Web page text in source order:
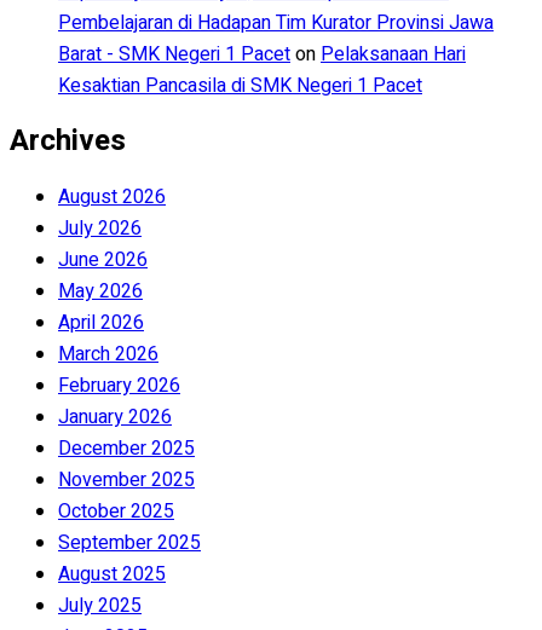
Pembelajaran di Hadapan Tim Kurator Provinsi Jawa
Barat - SMK Negeri 1 PacetonPelaksanaan Hari
Kesaktian Pancasila di SMK Negeri 1 Pacet
Archives
August 2026
July 2026
June 2026
May 2026
April 2026
March 2026
February 2026
January 2026
December 2025
November 2025
October 2025
September 2025
August 2025
July 2025